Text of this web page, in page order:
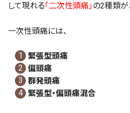
して現れる「二次性頭痛」の2種類が
一次性頭痛には、
緊張型頭痛
偏頭痛
群発頭痛
緊張型・偏頭痛混合